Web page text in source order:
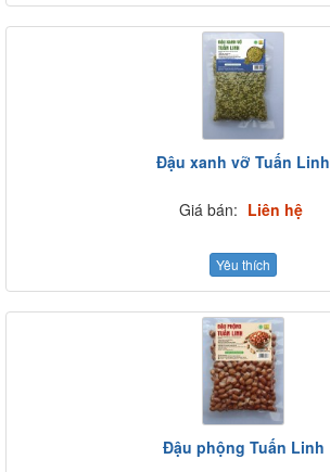
Đậu xanh vỡ Tuấn Linh
Giá bán: Liên hệ
Yêu thích
Đậu phộng Tuấn Linh